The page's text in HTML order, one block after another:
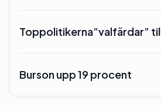
Toppolitikerna”valfärdar”
Burson upp 19 procent